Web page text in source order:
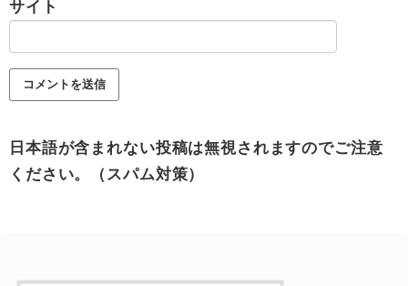
サイト
日本語が含まれない投稿は無視されますのでご注意
ください。（スパム対策）